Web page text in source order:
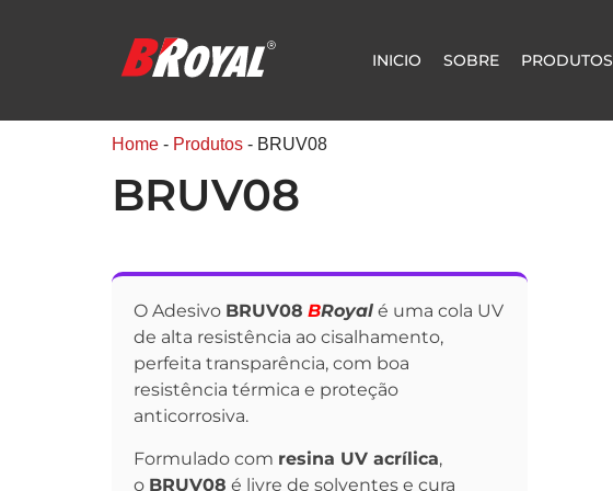
INICIO SOBRE PRODUTOS
Home - Produtos - BRUV08
BRUV08
O Adesivo BRUV08 BRoyal é uma cola UV
de alta resistência ao cisalhamento,
perfeita transparência, com boa
resistência térmica e proteção
anticorrosiva.
Formulado com resina UV acrílica,
o BRUV08 é livre de solventes e cura